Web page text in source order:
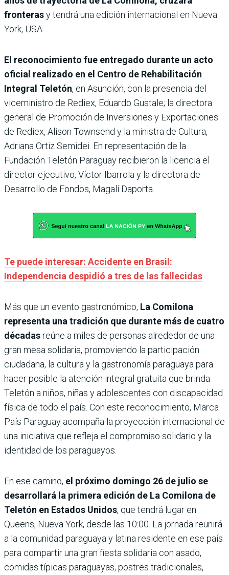
fronterasy tendrá una edición internacional en Nueva
York, USA.
El reconocimiento fue entregado durante un acto
oficial realizado en el Centro de Rehabilitación
Integral Teletón, en Asunción, con la presencia del
viceministro de Rediex, Eduardo Gustale; la directora
general de Promoción de Inversiones y Exportaciones
de Rediex, Alison Townsend y la ministra de Cultura,
Adriana Ortiz Semidei. En representación de la
Fundación Teletón Paraguay recibieron la licencia el
director ejecutivo, Víctor Ibarrola y la directora de
Desarrollo de Fondos, Magalí Daporta.
Te puede interesar: Accidente en Brasil:
Independencia despidió a tres de las fallecidas
Más que un evento gastronómico, La Comilona
representa una tradición que durante más de cuatro
décadasreúne a miles de personas alrededor de una
gran mesa solidaria, promoviendo la participación
ciudadana, la cultura y la gastronomía paraguaya para
hacer posible la atención integral gratuita que brinda
Teletón a niños, niñas y adolescentes con discapacidad
física de todo el país. Con este reconocimiento, Marca
País Paraguay acompaña la proyección internacional de
una iniciativa que refleja el compromiso solidario y la
identidad de los paraguayos.
En ese camino, el próximo domingo 26 de julio se
desarrollará la primera edición de La Comilona de
Teletón en Estados Unidos, que tendrá lugar en
Queens, Nueva York, desde las 10:00. La jornada reunirá
a la comunidad paraguaya y latina residente en ese país
para compartir una gran fiesta solidaria con asado,
comidas típicas paraguayas, postres tradicionales,